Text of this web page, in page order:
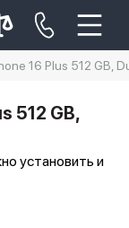
16 Plus 512 GB,
512 GB,
установить и